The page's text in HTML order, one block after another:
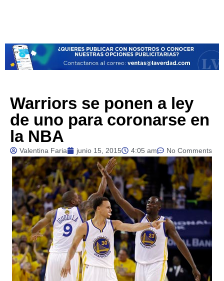
Warriors se ponen a ley
de uno para coronarse en
la NBA
Valentina Faria junio 15, 2015 4:05 am No Comments